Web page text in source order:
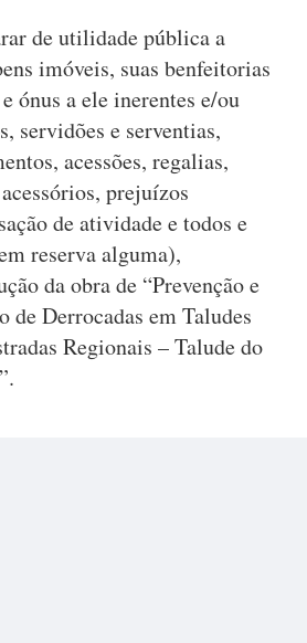
de utilidade pública a
imóveis, suas benfeitorias
ónus a ele inerentes e/ou
servidões e serventias,
acessões, regalias,
prejuízos
de atividade e todos e
reserva alguma),
da obra de “Prevenção e
Derrocadas em Taludes
Regionais – Talude do